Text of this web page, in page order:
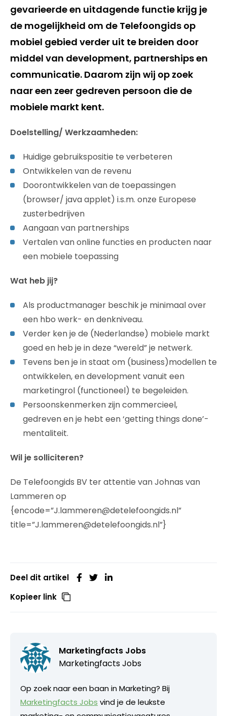
gevarieerde en uitdagende functie krijg je
de mogelijkheid om de Telefoongids op
mobiel gebied verder uit te breiden door
middel van development, partnerships en
communicatie. Daarom zijn wij op zoek
naar een zeer gedreven persoon die de
mobiele markt kent.
Doelstelling/ Werkzaamheden:
Huidige gebruikspositie te verbeteren
Ontwikkelen van de revenu
Doorontwikkelen van de toepassingen
(browser/ java applet) i.s.m. onze Europese
zusterbedrijven
Aangaan van partnerships
Vertalen van online functies en producten naar
een mobiele toepassing
Wat heb jij?
Als productmanager beschik je minimaal over
een hbo werk- en denkniveau.
Verder ken je de (Nederlandse) mobiele markt
goed en heb je in deze “wereld” je netwerk.
Tevens ben je in staat om (business)modellen te
ontwikkelen, en development vanuit een
marketingrol (functioneel) te begeleiden.
Persoonskenmerken zijn commercieel,
gedreven en je hebt een ‘getting things done’-
mentaliteit.
Wil je solliciteren?
De Telefoongids BV ter attentie van Johnas van
Lammeren op
{encode=”J.lammeren@detelefoongids.nl”
title=”J.lammeren@detelefoongids.nl”}
Deel dit artikel
Kopieer link
Marketingfacts Jobs
Marketingfacts Jobs
Op zoek naar een baan in Marketing? Bij
Marketingfacts Jobs vind je de leukste